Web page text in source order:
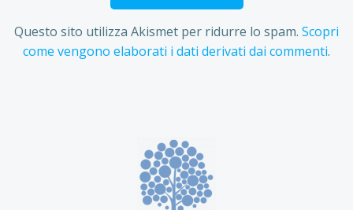
Questo sito utilizza Akismet per ridurre lo spam. Scopri
come vengono elaborati i dati derivati dai commenti.